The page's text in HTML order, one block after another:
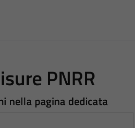
PNRR
nella pagina dedicata